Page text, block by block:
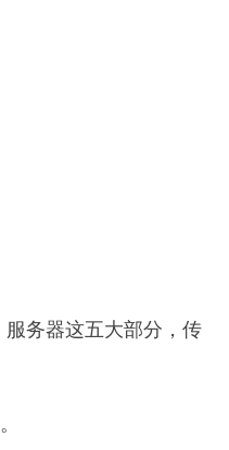
服务器这五大部分，传